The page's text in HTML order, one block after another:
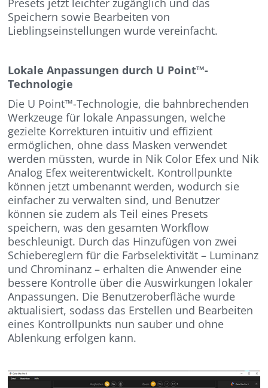
Presets jetzt leichter zugänglich und das
Speichern sowie Bearbeiten von
Lieblingseinstellungen wurde vereinfacht.
Lokale Anpassungen durch U Point™-
Technologie
Die U Point™-Technologie, die bahnbrechenden
Werkzeuge für lokale Anpassungen, welche
gezielte Korrekturen intuitiv und effizient
ermöglichen, ohne dass Masken verwendet
werden müssten, wurde in Nik Color Efex und Nik
Analog Efex weiterentwickelt. Kontrollpunkte
können jetzt umbenannt werden, wodurch sie
einfacher zu verwalten sind, und Benutzer
können sie zudem als Teil eines Presets
speichern, was den gesamten Workflow
beschleunigt. Durch das Hinzufügen von zwei
Schiebereglern für die Farbselektivität – Luminanz
und Chrominanz – erhalten die Anwender eine
bessere Kontrolle über die Auswirkungen lokaler
Anpassungen. Die Benutzeroberfläche wurde
aktualisiert, sodass das Erstellen und Bearbeiten
eines Kontrollpunkts nun sauber und ohne
Ablenkung erfolgen kann.